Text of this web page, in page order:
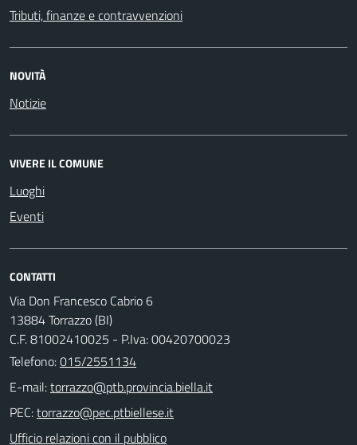
Tributi, finanze e contravvenzioni
NOVITÀ
Notizie
VIVERE IL COMUNE
Luoghi
Eventi
CONTATTI
Via Don Francesco Cabrio 6
13884 Torrazzo (BI)
C.F. 81002410025 - P.Iva: 00420700023
Telefono:015/2551134
E-mail:
PEC:
Ufficio relazioni con il pubblico